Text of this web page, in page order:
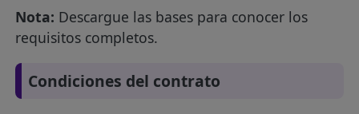
Nota: Descargue las bases para conocer los
requisitos completos.
Condiciones del contrato